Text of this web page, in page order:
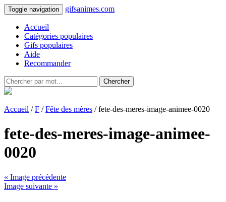
Toggle navigation gifsanimes.com
Accueil
Catégories populaires
Gifs populaires
Aide
Recommander
Chercher
Accueil /F /Fête des mères / fete-des-meres-image-animee-0020
fete-des-meres-image-animee-
0020
« Image précédente
Image suivante »